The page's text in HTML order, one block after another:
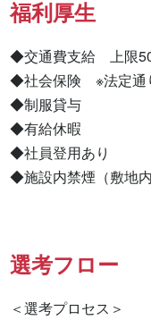
福利厚生
◆交通費支給　上限
◆社会保険　※法定通
◆制服貸与
◆有給休暇
◆社員登用あり
◆施設内禁煙（敷地
選考フロー
＜選考プロセス＞